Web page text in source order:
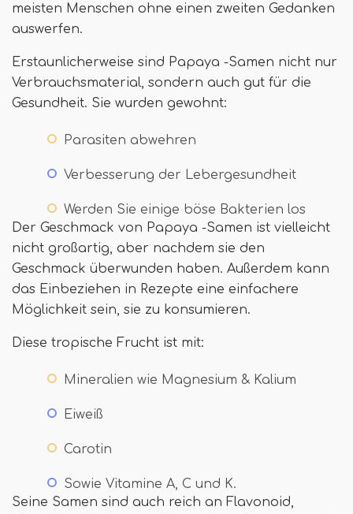
meisten Menschen ohne einen zweiten Gedanken
auswerfen.
Erstaunlicherweise sind Papaya -Samen nicht nur
Verbrauchsmaterial, sondern auch gut für die
Gesundheit. Sie wurden gewohnt:
Parasiten abwehren
Verbesserung der Lebergesundheit
Werden Sie einige böse Bakterien los
Der Geschmack von Papaya -Samen ist vielleicht
nicht großartig, aber nachdem sie den
Geschmack überwunden haben. Außerdem kann
das Einbeziehen in Rezepte eine einfachere
Möglichkeit sein, sie zu konsumieren.
Diese tropische Frucht ist mit:
Mineralien wie Magnesium & Kalium
Eiweiß
Carotin
Sowie Vitamine A, C und K.
Seine Samen sind auch reich an Flavonoid,